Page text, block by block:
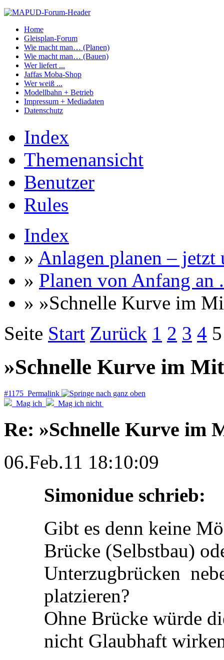
Home
Gleisplan-Forum
Wie macht man… (Planen)
Wie macht man… (Bauen)
Wer liefert ...
Jaffas Moba-Shop
Wer weiß ...
Modellbahn + Betrieb
Impressum + Mediadaten
Datenschutz
Index
Themenansicht
Benutzer
Rules
Index
» Anlagen planen – jetzt
» Planen von Anfang an
» »Schnelle Kurve im
Seite Start Zurück 1 2 3 4 5
»Schnelle Kurve im
#1175 Permalink
Mag ich
Mag ich nicht
Re: »Schnelle Kurve im
06.Feb.11 18:10:09
Simonidue schrieb:
Gibt es denn keine
Brücke (Selbstbau)
Unterzugbrücken
platzieren?
Ohne Brücke würde
nicht Glaubhaft